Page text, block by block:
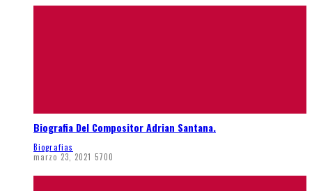
Biografia Del Compositor Adrian Santana.
Biografias
marzo 23, 2021 5700